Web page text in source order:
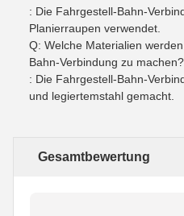
: Die Fahrgestell-Bahn-
Planierraupen verwendet.
Q: Welche Materialien
Bahn-Verbindung zu machen?
: Die Fahrgestell-Bahn-
und legiertemstahl gemacht.
Gesamtbewertung